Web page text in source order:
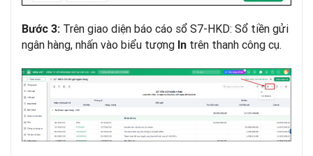
Bước 3: Trên giao diện báo cáo sổ S7-HKD: Sổ tiền gửi
ngân hàng, nhấn vào biểu tượng In trên thanh công cụ.